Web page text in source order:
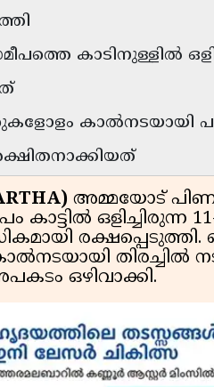
കാടിനുള്ളിൽ
കാൽനടയായി
അമ്മയോട്
കാട്ടിൽ
ഒഴിവാക്കി.